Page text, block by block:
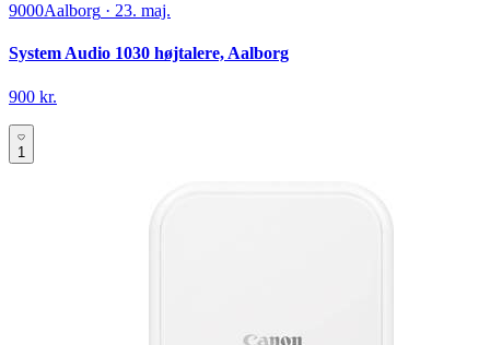
9000Aalborg · 23. maj.
System Audio 1030 højtalere, Aalborg
900 kr.
1